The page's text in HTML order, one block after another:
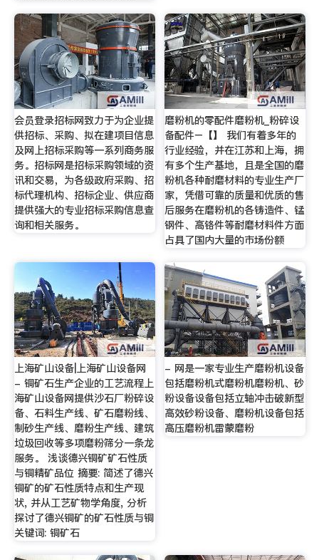
会员登录招标网致力于为企业提
供招标、采购、拟在建项目信息
及网上招标采购等一系列商务服
务。招标网是招标采购领域的资
讯和交易，为各级政府采购、招
标代理机构、招标企业、供应商
提供强大的专业招标采购信息查
询和相关服务。
磨粉机的零配件磨粉机_粉碎设
备配件–【】 我们有着多年的
行业经验，并在江苏和上海，拥
有多个生产基地，且是全国的磨
粉机各种耐磨材料的专业生产厂
家，凭借可靠的质量和优质的售
后服务在磨粉机的各铸造件、锰
钢件、高铬件等耐磨材料件方面
占具了国内大量的市场份额
上海矿山设备|上海矿山设备网
- 铜矿石生产企业的工艺流程上
海矿山设备网提供沙石厂粉碎设
备、石料生产线、矿石磨粉线、
制砂生产线、磨粉生产线、建筑
垃圾回收等多项磨粉筛分一条龙
服务。 浅谈德兴铜矿矿石性质
与铜精矿品位 摘要: 简述了德兴
铜矿的矿石性质特点和生产现
状, 并从工艺矿物学角度, 分析
探讨了德兴铜矿的矿石性质与铜
关键词: 铜矿石
- 网是一家专业生产磨粉机设备
包括磨粉机式磨粉机磨粉机、砂
粉设备设备包括立轴冲击破新型
高效砂粉设备、磨粉机设备包括
高压磨粉机雷蒙磨粉